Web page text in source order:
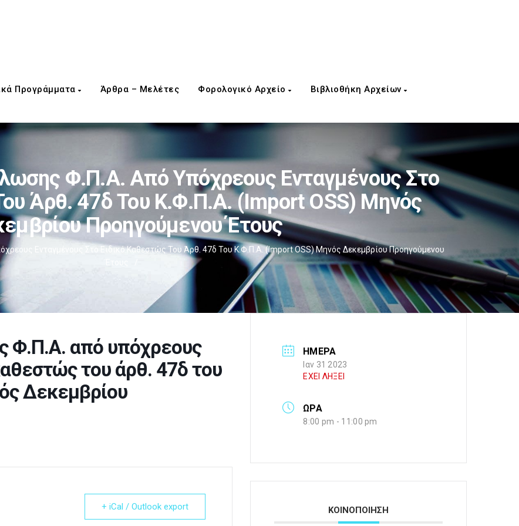
Προγράμματα Άρθρα – Μελέτες Φορολογικό Αρχείο Βιβλιοθήκη Αρχείων
Φ.Π.Α. Από Υπόχρεους Ενταγμένους Στο
Άρθ. 47δ Του Κ.Φ.Π.Α. (Import OSS) Μηνός
Προηγούμενου Έτους
Ενταγμένους Στο Ειδικό Καθεστώς Του Άρθ. 47δ Του Κ.Φ.Π.Α. (Import OSS) Μηνός Δεκεμβρίου Προηγούμενου
Φ.Π.Α. από υπόχρεους
του άρθ. 47δ του
Δεκεμβρίου
+ iCal / Outlook export
ΗΜΕΡΑ
Ιαν 31 2023
ΕΧΕΙ ΛΗΞΕΙ
ΩΡΑ
8:00 pm - 11:00 pm
ΚΟΙΝΟΠΟΙΗΣΗ